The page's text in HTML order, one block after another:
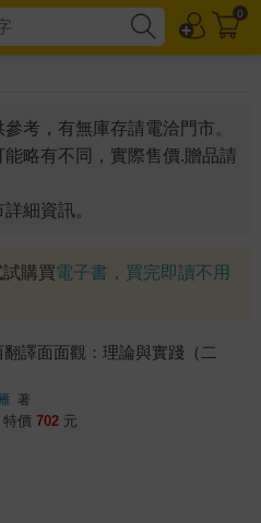
0
考，有無庫存請電洽門市。
略有不同，實際售價.贈品請
細資訊。
購買電子書，買完即讀不用
翻譯面面觀：理論與實踐（二
著
特價 702 元